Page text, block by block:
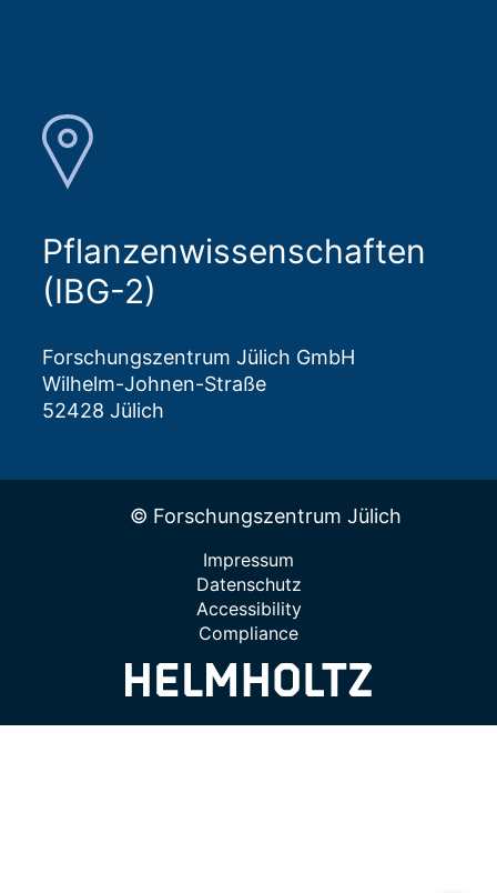
Pflanzenwissenschaften
(IBG-2)
Forschungszentrum Jülich GmbH
Wilhelm-Johnen-Straße
52428 Jülich
© Forschungszentrum Jülich
Impressum
Datenschutz
Accessibility
Compliance